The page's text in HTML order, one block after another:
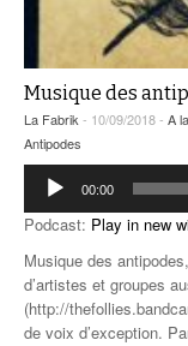
Musique des
La Fabrik- 10/09/2018 - A
Antipodes
Lecteur
audio
00:00
Podcast: Play in new
Musique des
d’artistes et groupes
(http://
de voix d’exception.